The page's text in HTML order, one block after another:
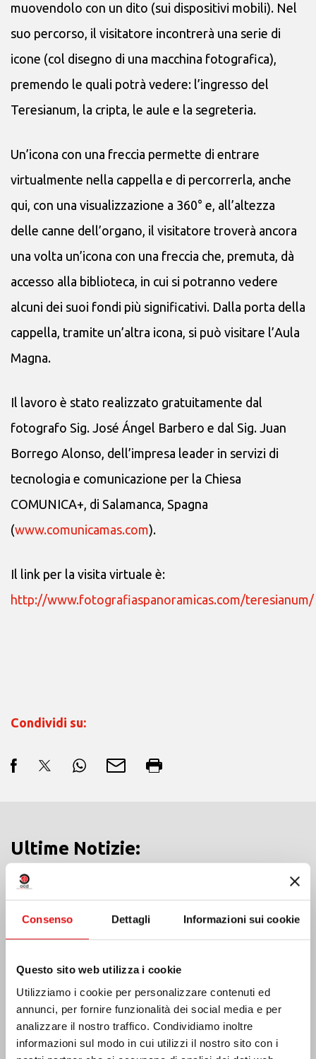
Consenso Dettagli Informazioni sui cookie
Questo sito web utilizza i cookie
Utilizziamo i cookie per personalizzare contenuti ed
annunci, per fornire funzionalità dei social media e per
analizzare il nostro traffico. Condividiamo inoltre
informazioni sul modo in cui utilizzi il nostro sito con i
muovendolo con un dito (sui dispositivi mobili). Nel
suo percorso, il visitatore incontrerà una serie di
icone (col disegno di una macchina fotografica),
premendo le quali potrà vedere: l’ingresso del
Teresianum, la cripta, le aule e la segreteria.
Un’icona con una freccia permette di entrare
virtualmente nella cappella e di percorrerla, anche
qui, con una visualizzazione a 360° e, all’altezza
delle canne dell’organo, il visitatore troverà ancora
una volta un’icona con una freccia che, premuta, dà
accesso alla biblioteca, in cui si potranno vedere
alcuni dei suoi fondi più significativi. Dalla porta della
cappella, tramite un’altra icona, si può visitare l’Aula
Magna.
Il lavoro è stato realizzato gratuitamente dal
fotografo Sig. José Ángel Barbero e dal Sig. Juan
Borrego Alonso, dell’impresa leader in servizi di
tecnologia e comunicazione per la Chiesa
COMUNICA+, di Salamanca, Spagna
(www.comunicamas.com).
Il link per la visita virtuale è:
http://www.fotografiaspanoramicas.com/teresianum/
Condividi su:
Ultime Notizie:
MESSICO: ASSEMBLEA PLENARIA OCD